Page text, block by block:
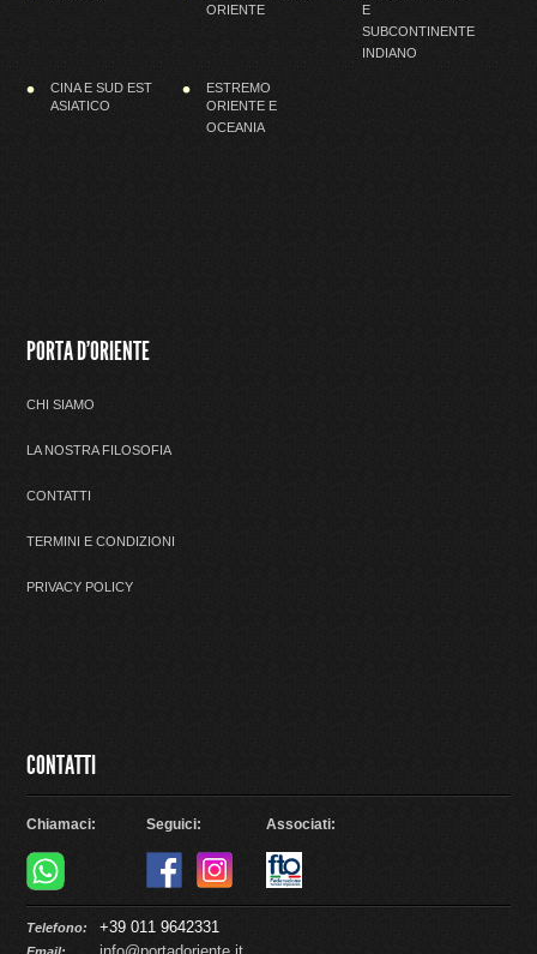
ORIENTE
E
SUBCONTINENTE
INDIANO
CINA E SUD EST
ASIATICO
ESTREMO
ORIENTE E
OCEANIA
PORTA D'ORIENTE
CHI SIAMO
LA NOSTRA FILOSOFIA
CONTATTI
TERMINI E CONDIZIONI
PRIVACY POLICY
CONTATTI
Chiamaci: Seguici: Associati:
Telefono: +39 011 9642331